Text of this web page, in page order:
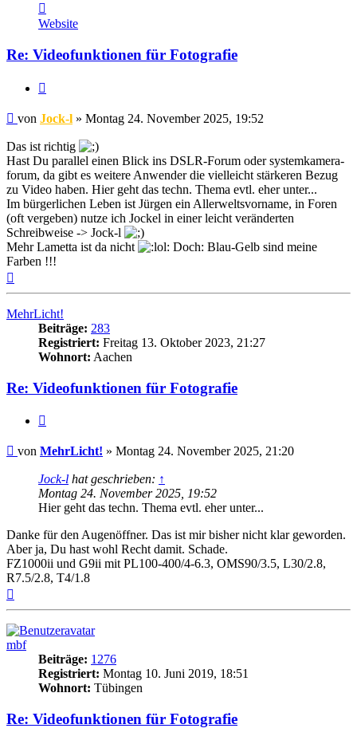
von
Jock-
l
Website
Re: Videofunktionen für Fotografie
Beitrag
von Jock-l » Montag 24. November 2025, 19:52
Das ist richtig
Hast Du parallel einen Blick ins DSLR-Forum oder systemkamera-
forum, da gibt es weitere Anwender die vielleicht stärkeren Bezug
zu Video haben. Hier geht das techn. Thema evtl. eher unter...
Im bürgerlichen Leben ist Jürgen ein Allerweltsvorname, in Foren
(oft vergeben) nutze ich Jockel in einer leicht veränderten
Schreibweise -> Jock-l
Mehr Lametta ist da nicht
Doch: Blau-Gelb sind meine
Farben !!!
MehrLicht!
Beiträge: 283
Registriert: Freitag 13. Oktober 2023, 21:27
Wohnort: Aachen
Re: Videofunktionen für Fotografie
Beitrag
von MehrLicht! » Montag 24. November 2025, 21:20
Jock-l hat geschrieben: ↑
Montag 24. November 2025, 19:52
Hier geht das techn. Thema evtl. eher unter...
Danke für den Augenöffner. Das ist mir bisher nicht klar geworden.
Aber ja, Du hast wohl Recht damit. Schade.
FZ1000ii und G9ii mit PL100-400/4-6.3, OMS90/3.5, L30/2.8,
R7.5/2.8, T4/1.8
mbf
Beiträge: 1276
Registriert: Montag 10. Juni 2019, 18:51
Wohnort: Tübingen
Re: Videofunktionen für Fotografie